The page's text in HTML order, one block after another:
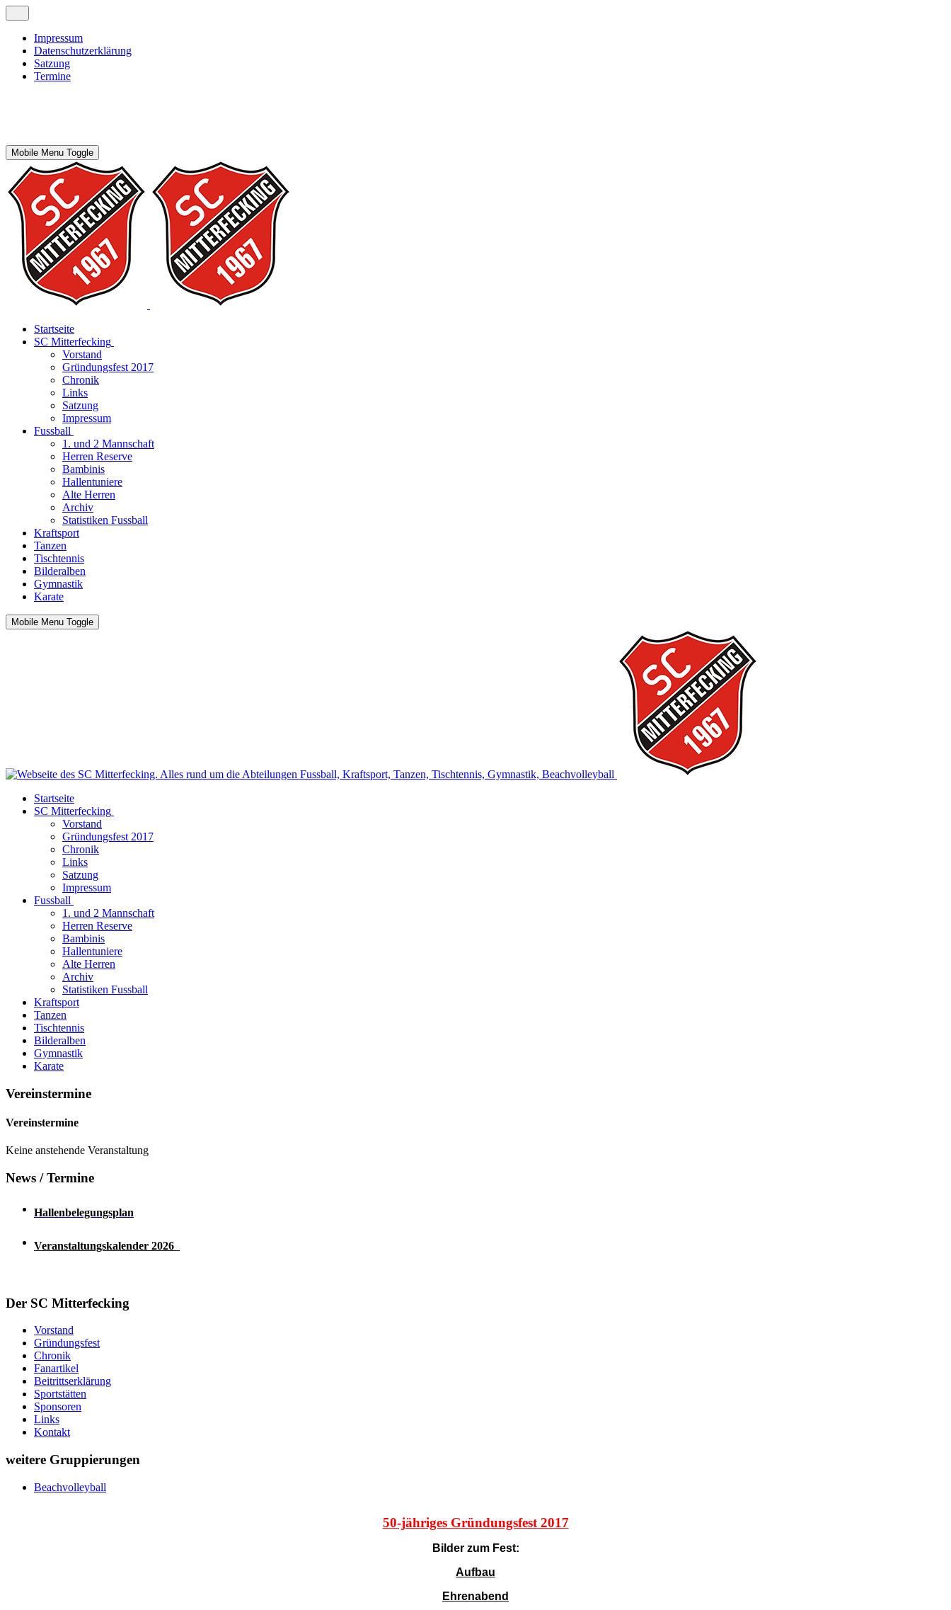
Impressum
Datenschutzerklärung
Satzung
Termine
Mobile Menu Toggle
Startseite
SC Mitterfecking
Vorstand
Gründungsfest 2017
Chronik
Links
Satzung
Impressum
Fussball
1. und 2 Mannschaft
Herren Reserve
Bambinis
Hallentuniere
Alte Herren
Archiv
Statistiken Fussball
Kraftsport
Tanzen
Tischtennis
Bilderalben
Gymnastik
Karate
Mobile Menu Toggle
Startseite
SC Mitterfecking
Vorstand
Gründungsfest 2017
Chronik
Links
Satzung
Impressum
Fussball
1. und 2 Mannschaft
Herren Reserve
Bambinis
Hallentuniere
Alte Herren
Archiv
Statistiken Fussball
Kraftsport
Tanzen
Tischtennis
Bilderalben
Gymnastik
Karate
Vereinstermine
Vereinstermine
Keine anstehende Veranstaltung
News / Termine
Hallenbelegungsplan
Veranstaltungskalender 2026
Der SC Mitterfecking
Vorstand
Gründungsfest
Chronik
Fanartikel
Beitrittserklärung
Sportstätten
Sponsoren
Links
Kontakt
weitere Gruppierungen
Beachvolleyball
50-jähriges Gründungsfest 2017
Bilder zum Fest:
Aufbau
Ehrenabend